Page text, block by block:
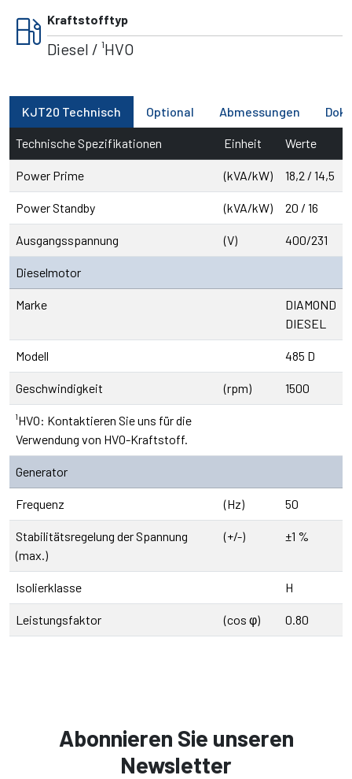
local_gas_station Kraftstofftyp
Diesel / ¹HVO
KJT20 Technisch Optional Abmessungen
Technische Spezifikationen Einheit Werte
Power Prime (kVA/kW) 18,2 / 14,5
Power Standby (kVA/kW) 20 / 16
Ausgangsspannung (V) 400/231
Dieselmotor
Marke
DIAMOND
DIESEL
Modell 485 D
Geschwindigkeit (rpm) 1500
¹HVO: Kontaktieren Sie uns für die
Verwendung von HVO-Kraftstoff.
Generator
Frequenz (Hz) 50
Stabilitätsregelung der Spannung
(max.)
(+/-) ±1 %
Isolierklasse H
Leistungsfaktor (cos φ) 0.80
Abonnieren Sie unseren
Newsletter